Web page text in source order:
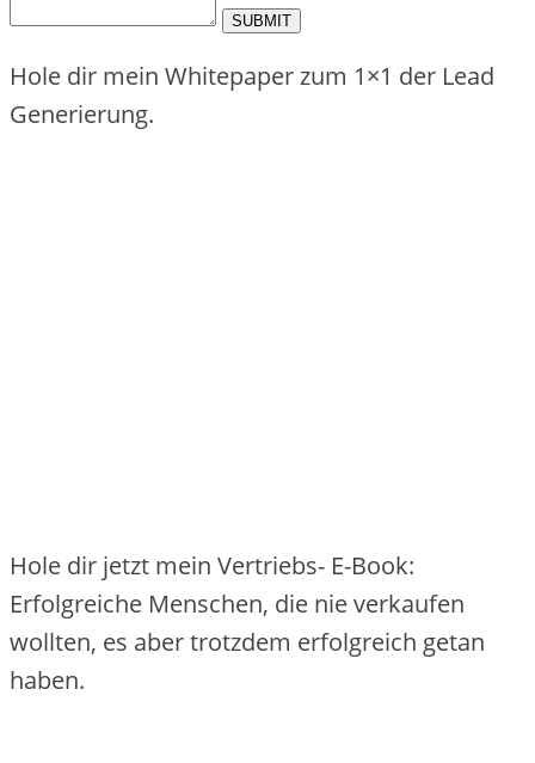
Hole dir mein Whitepaper zum 1×1 der Lead
Generierung.
Hole dir jetzt mein Vertriebs- E-Book:
Erfolgreiche Menschen, die nie verkaufen
wollten, es aber trotzdem erfolgreich getan
haben.